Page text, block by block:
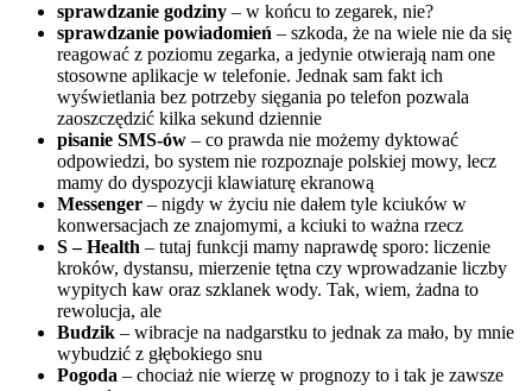
sprawdzanie godziny – w końcu to zegarek, nie?
sprawdzanie powiadomień – szkoda, że na wiele nie da się
reagować z poziomu zegarka, a jedynie otwierają nam one
stosowne aplikacje w telefonie. Jednak sam fakt ich
wyświetlania bez potrzeby sięgania po telefon pozwala
zaoszczędzić kilka sekund dziennie
pisanie SMS-ów – co prawda nie możemy dyktować
odpowiedzi, bo system nie rozpoznaje polskiej mowy, lecz
mamy do dyspozycji klawiaturę ekranową
Messenger – nigdy w życiu nie dałem tyle kciuków w
konwersacjach ze znajomymi, a kciuki to ważna rzecz
S – Health – tutaj funkcji mamy naprawdę sporo: liczenie
kroków, dystansu, mierzenie tętna czy wprowadzanie liczby
wypitych kaw oraz szklanek wody. Tak, wiem, żadna to
rewolucja, ale
Budzik – wibracje na nadgarstku to jednak za mało, by mnie
wybudzić z głębokiego snu
Pogoda – chociaż nie wierzę w prognozy to i tak je zawsze